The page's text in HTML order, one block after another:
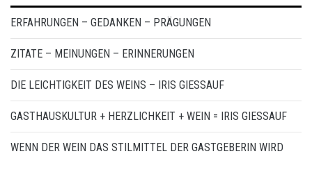
ERFAHRUNGEN – GEDANKEN – PRÄGUNGEN
ZITATE – MEINUNGEN – ERINNERUNGEN
DIE LEICHTIGKEIT DES WEINS – IRIS GIESSAUF
GASTHAUSKULTUR + HERZLICHKEIT + WEIN = IRIS GIESSAUF
WENN DER WEIN DAS STILMITTEL DER GASTGEBERIN WIRD